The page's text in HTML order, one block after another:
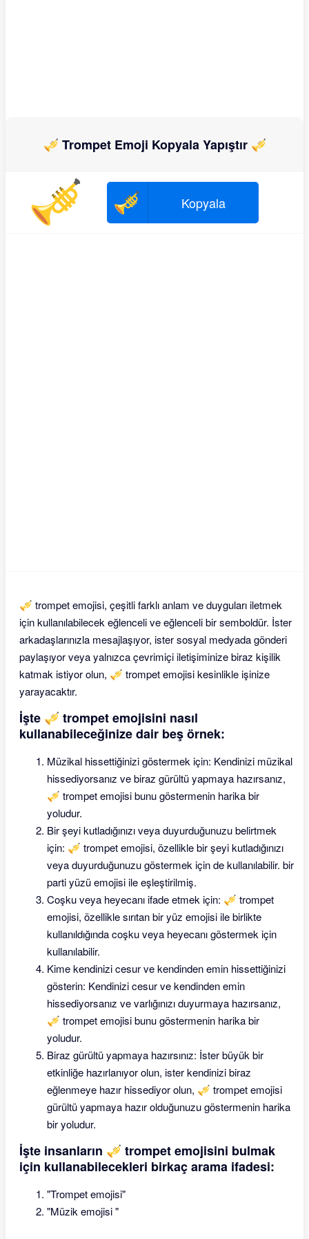
🎺 Trompet Emoji Kopyala Yapıştır 🎺
🎺 🎺 Kopyala
🎺 trompet emojisi, çeşitli farklı anlam ve duyguları iletmek
için kullanılabilecek eğlenceli ve eğlenceli bir semboldür. İster
arkadaşlarınızla mesajlaşıyor, ister sosyal medyada gönderi
paylaşıyor veya yalnızca çevrimiçi iletişiminize biraz kişilik
katmak istiyor olun, 🎺 trompet emojisi kesinlikle işinize
yarayacaktır.
İşte 🎺 trompet emojisini nasıl
kullanabileceğinize dair beş örnek:
Müzikal hissettiğinizi göstermek için: Kendinizi müzikal
hissediyorsanız ve biraz gürültü yapmaya hazırsanız,
🎺 trompet emojisi bunu göstermenin harika bir
yoludur.
Bir şeyi kutladığınızı veya duyurduğunuzu belirtmek
için: 🎺 trompet emojisi, özellikle bir şeyi kutladığınızı
veya duyurduğunuzu göstermek için de kullanılabilir. bir
parti yüzü emojisi ile eşleştirilmiş.
Coşku veya heyecanı ifade etmek için: 🎺 trompet
emojisi, özellikle sırıtan bir yüz emojisi ile birlikte
kullanıldığında coşku veya heyecanı göstermek için
kullanılabilir.
Kime kendinizi cesur ve kendinden emin hissettiğinizi
gösterin: Kendinizi cesur ve kendinden emin
hissediyorsanız ve varlığınızı duyurmaya hazırsanız,
🎺 trompet emojisi bunu göstermenin harika bir
yoludur.
Biraz gürültü yapmaya hazırsınız: İster büyük bir
etkinliğe hazırlanıyor olun, ister kendinizi biraz
eğlenmeye hazır hissediyor olun, 🎺 trompet emojisi
gürültü yapmaya hazır olduğunuzu göstermenin harika
bir yoludur.
İşte insanların 🎺 trompet emojisini bulmak
için kullanabilecekleri birkaç arama ifadesi:
"Trompet emojisi"
"Müzik emojisi "